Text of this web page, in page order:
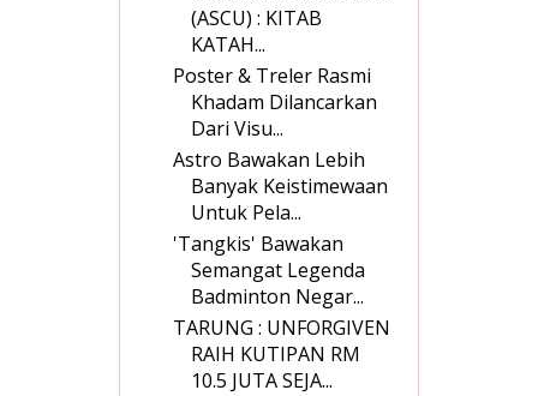
(ASCU) : KITAB
KATAH...
Poster & Treler Rasmi
Khadam Dilancarkan
Dari Visu...
Astro Bawakan Lebih
Banyak Keistimewaan
Untuk Pela...
'Tangkis' Bawakan
Semangat Legenda
Badminton Negar...
TARUNG : UNFORGIVEN
RAIH KUTIPAN RM
10.5 JUTA SEJA...